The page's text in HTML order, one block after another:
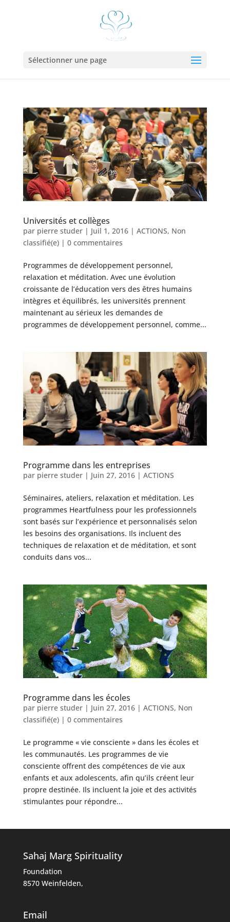
Sélectionner une page
Universités et collèges
par pierre studer| Juil 1, 2016| ACTIONS, Non
classifié(e)| 0 commentaires
Programmes de développement personnel,
relaxation et méditation. Avec une évolution
croissante de l’éducation vers des êtres humains
intègres et équilibrés, les universités prennent
maintenant au sérieux les demandes de
programmes de développement personnel, comme...
Programme dans les entreprises
par pierre studer| Juin 27, 2016| ACTIONS
Séminaires, ateliers, relaxation et méditation. Les
programmes Heartfulness pour les professionnels
sont basés sur l’expérience et personnalisés selon
les besoins des organisations. Ils incluent des
techniques de relaxation et de méditation, et sont
conduits dans vos...
Programme dans les écoles
par pierre studer| Juin 27, 2016| ACTIONS, Non
classifié(e)| 0 commentaires
Le programme « vie consciente » dans les écoles et
les communautés. Les programmes de vie
consciente offrent des compétences de vie aux
enfants et aux adolescents, afin qu’ils créent leur
propre destinée. Ils incluent la joie et des activités
stimulantes pour répondre...
Sahaj Marg Spirituality
Foundation
8570 Weinfelden,
Email